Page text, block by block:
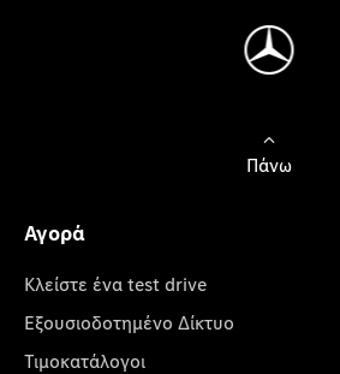
Πάνω
Αγορά
Κλείστε ένα test drive
Εξουσιοδοτημένο Δίκτυο
Τιμοκατάλογοι